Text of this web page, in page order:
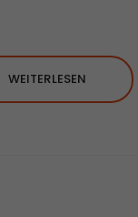
WEITERLESEN